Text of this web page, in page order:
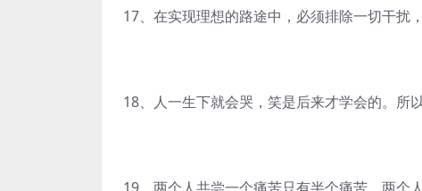
17、在实现理想的路途中，必须排除一切干扰
18、人一生下就会哭，笑是后来才学会的。所